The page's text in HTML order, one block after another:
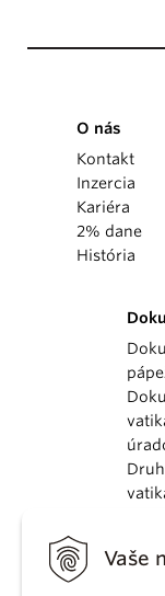
Vaše
O nás
Kontakt
Inzercia
Kariéra
2% dane
História
KBS